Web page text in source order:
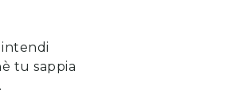
tu sappia
.